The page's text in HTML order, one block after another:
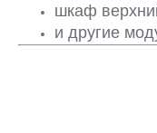
шкаф
и другие